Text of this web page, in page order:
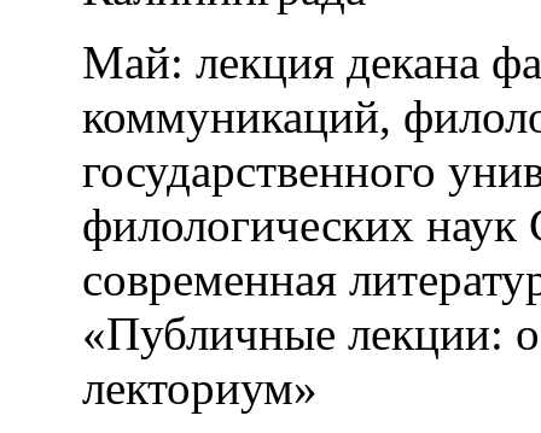
Май: лекция декана
коммуникаций,
государственного
филологических наук
современная
«Публичные лекции:
лекториум»